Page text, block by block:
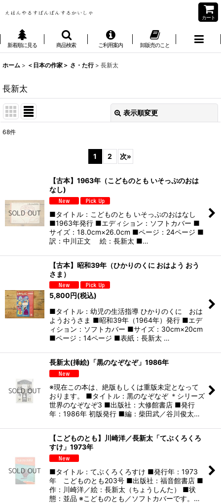
カート
新着順に見る 商品検索 ご利用案内 卸販売のこと
ホーム > ＜日本の作家＞ さ・た行 > 長新太
長新太
表示順変更
68件
1 2 次»
【古本】1963年（こどものとも いそっぷのおは
なし)
■タイトル：こどものとも いそっぷのおはなし
■1963年発行 ■エディション：ソフトカバー ■
サイズ：18.0cm×26.0cm ■ページ：24ページ ■
訳：中川正文 絵：長新太 ■…
【古本】昭和39年（ひかりのくに おはよう おう
さま）
5,800円(税込)
■タイトル：幼児の生活指導 ひかりのくに おは
ようおうさま ■昭和39年（1964年）発行 ■エデ
ィション：ソフトカバー ■サイズ：30cm×20cm
■ページ：14ページ ■表紙：長新太 …
長新太(挿絵)「黒のなぞなぞ」1986年
※現在この本は、絶版もしくは重版未定となって
おります。 ■タイトル：黒のなぞなぞ ＊シリーズ
世界のなぞなぞ3 ■出版社：大修館書店 ■発行
年：1986年 初版発行 ■編：柴田武／谷川俊太…
【こどものとも】川崎洋／長新太「てぶくろくろ
すけ」1973年
■タイトル：てぶくろくろすけ ■発行年：1973
年 こどものとも203号 ■出版社：福音館書店 ■
作：川崎洋／絵：長新太（ちょうしんた） ■状
態：並品 ※こどものとも／ソフトカバーです。…